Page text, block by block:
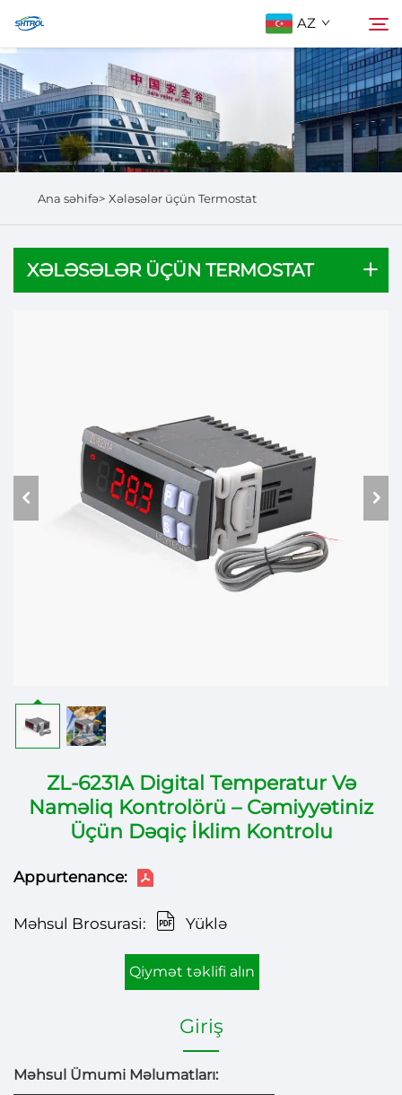
AZ
Biz Haqqımızda
Məhsullar
Axtarış
Ana səhifə> Xələsələr üçün Termostat
XƏLƏSƏLƏR ÜÇÜN TERMOSTAT
ZL-6231A Digital Temperatur Və
Naməliq Kontrolörü – Cəmiyyətiniz
Üçün Dəqiç İklim Kontrolu
Appurtenance:
Məhsul Brosurasi: Yüklə
Qiymət təklifi alın
Giriş
Məhsul Ümumi Məlumatları: